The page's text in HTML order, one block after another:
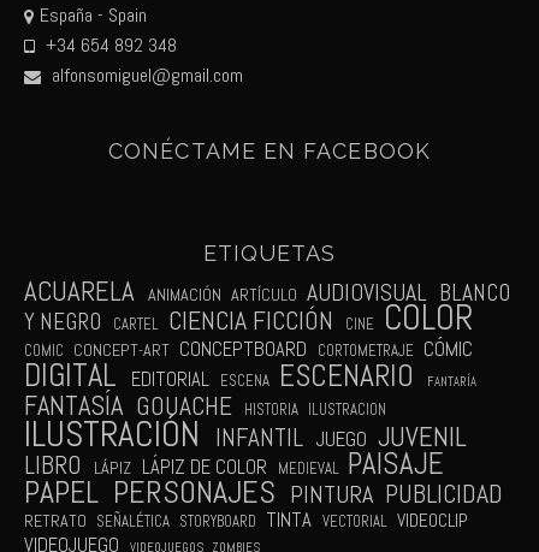
España - Spain
+34 654 892 348
alfonsomiguel@gmail.com
CONÉCTAME EN FACEBOOK
ETIQUETAS
ACUARELA ANIMACIÓN ARTÍCULO AUDIOVISUAL BLANCO
Y NEGRO
CARTEL CIENCIA FICCIÓN CINE COLOR
COMIC CONCEPT-ART CONCEPTBOARD CORTOMETRAJE CÓMIC
DIGITAL EDITORIAL ESCENA ESCENARIO FANTARÍA
FANTASÍA GOUACHE HISTORIA ILUSTRACION
ILUSTRACIÓN INFANTIL JUEGO JUVENIL
LIBRO LÁPIZ LÁPIZ DE COLOR MEDIEVAL PAISAJE
PAPEL PERSONAJES PINTURA PUBLICIDAD
RETRATO SEÑALÉTICA STORYBOARD TINTA VECTORIAL VIDEOCLIP
VIDEOJUEGO VIDEOJUEGOS ZOMBIES